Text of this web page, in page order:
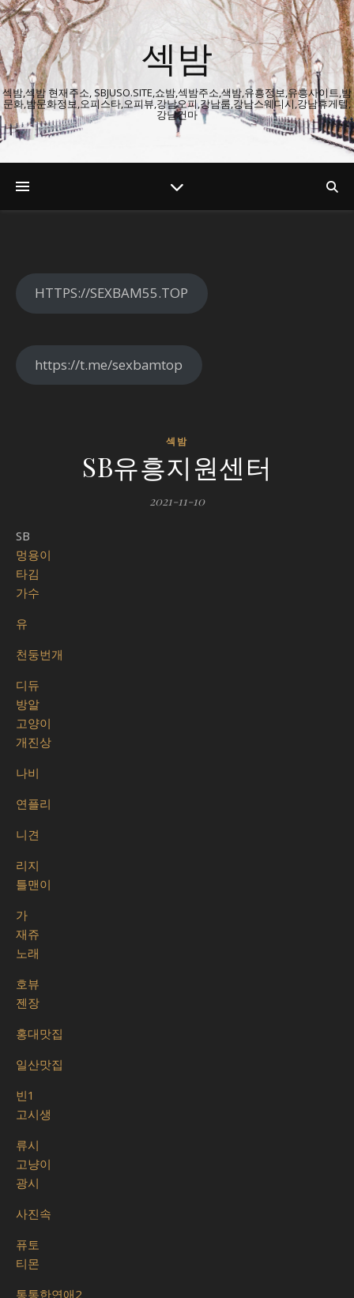
섹밤
섹밤,섹밤 현재주소, SBJUSO.SITE,쇼밤,섹밤주소,색밤,유흥정보,유흥사이트,밤
문화,밤문화정보,오피스타,오피뷰,강남오피,강남룸,강남스웨디시,강남휴게텔,
강남건마
HTTPS://SEXBAM55.TOP
https://t.me/sexbamtop
섹밤
SB유흥지원센터
2021-11-10
SB
멍용이
타김
가수
유
천둥번개
디듀
방알
고양이
개진상
나비
연플리
니견
리지
틀맨이
가
재쥬
노래
호뷰
젠장
홍대맛집
일산맛집
빈1
고시생
류시
고냥이
광시
사진속
퓨토
티몬
통통한연애2